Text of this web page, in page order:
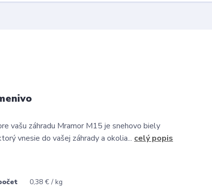
vašu záhradu Mramor M15 je snehovo biely
vnesie do vašej záhrady a okolia... celý popis
0,38 € / kg